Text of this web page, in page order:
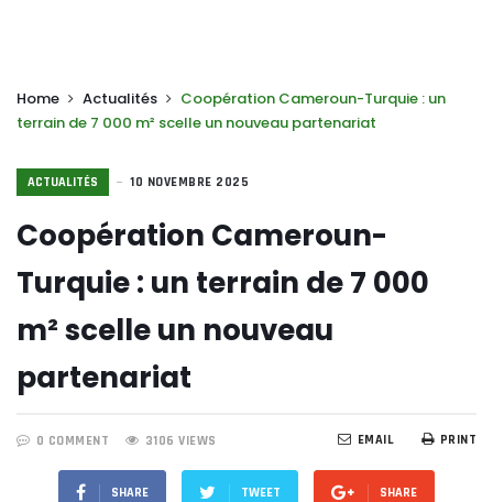
Home Actualités
Coopération Cameroun-Turquie : un
terrain de 7 000 m² scelle un nouveau partenariat
ACTUALITÉS 10 NOVEMBRE 2025
Coopération Cameroun-
Turquie : un terrain de 7 000
m² scelle un nouveau
partenariat
0 COMMENT 3106 VIEWS PRINT
EMAIL
SHARE TWEET SHARE